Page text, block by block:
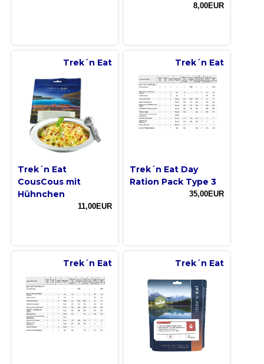
8,00EUR
Trek´n Eat
Trek´n Eat
CousCous mit
Hühnchen
11,00EUR
Trek´n Eat
Trek´n Eat Day
Ration Pack Type 3
35,00EUR
Trek´n Eat Trek´n Eat